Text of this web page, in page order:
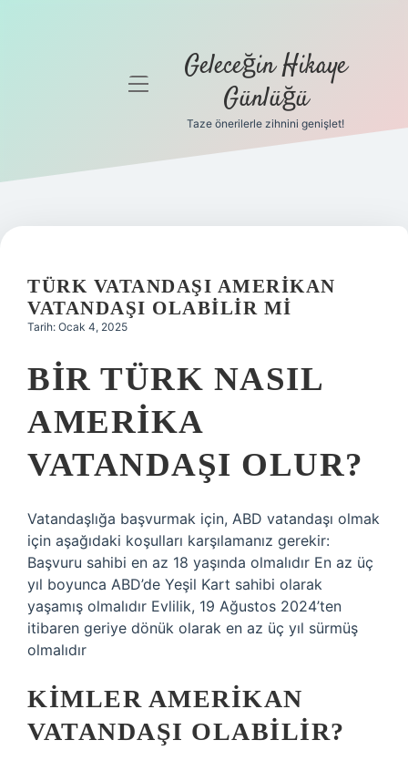
Gizlilik
Hakkımızda
menüyü Geleceğin Hikaye
Günlüğü
Taze önerilerle zihnini genişlet!
TÜRK VATANDAŞI AMERIKAN
VATANDAŞI OLABILIR MI
Tarih: Ocak 4, 2025
BIR TÜRK NASIL
AMERIKA
VATANDAŞI OLUR?
Vatandaşlığa başvurmak için, ABD vatandaşı olmak
için aşağıdaki koşulları karşılamanız gerekir:
Başvuru sahibi en az 18 yaşında olmalıdır En az üç
yıl boyunca ABD’de Yeşil Kart sahibi olarak
yaşamış olmalıdır Evlilik, 19 Ağustos 2024’ten
itibaren geriye dönük olarak en az üç yıl sürmüş
olmalıdır
KIMLER AMERIKAN
VATANDAŞI OLABILIR?